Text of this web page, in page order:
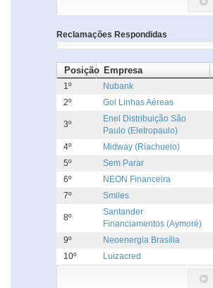
Reclamações Respondidas
Posição Empresa
1º Nubank
2º
Gol Linhas Aéreas
3º
Enel Distribuição São
Paulo (Eletropaulo)
4º Midway (Riachuelo)
5º
Sem Parar
6º
NEON Financeira
7º
Smiles
8º
Santander
Financiamentos (Aymoré)
9º Neoenergia Brasília
10º
Luizacred